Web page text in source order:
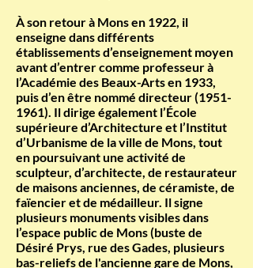
À son retour à Mons en 1922, il
enseigne dans différents
établissements d’enseignement moyen
avant d’entrer comme professeur à
l’Académie des Beaux-Arts en 1933,
puis d’en être nommé directeur(1951-
1961). Il dirige également l’École
supérieure d’Architecture et l’Institut
d’Urbanisme de la ville de Mons, tout
en poursuivant une activité de
sculpteur, d’architecte, de restaurateur
de maisons anciennes, de céramiste, de
faïencier et de médailleur. Il signe
plusieurs monuments visibles dans
l’espace public de Mons (buste de
Désiré Prys, rue des Gades, plusieurs
bas-reliefs de l'ancienne gare de Mons,